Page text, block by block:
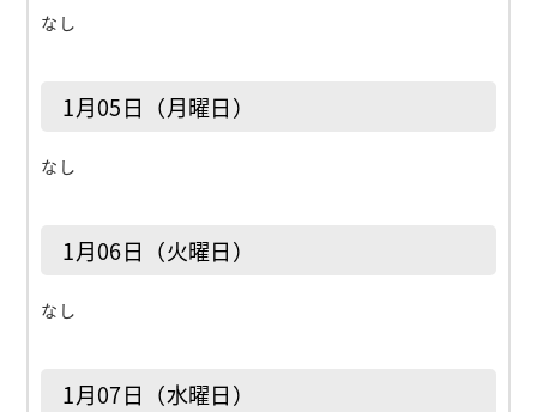
なし
1月05日（月曜日）
なし
1月06日（火曜日）
なし
1月07日（水曜日）